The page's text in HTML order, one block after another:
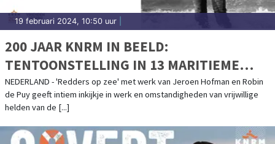
19 februari 2024, 10:50 uur
200 JAAR KNRM IN BEELD:
TENTOONSTELLING IN 13 MARITIEME
MUSEA DOOR HET HELE LAND!
NEDERLAND - 'Redders op zee' met werk van Jeroen Hofman en Robin
de Puy geeft intiem inkijkje in werk en omstandigheden van vrijwillige
helden van de [...]